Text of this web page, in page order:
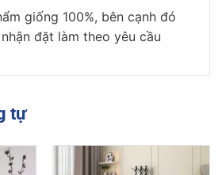
giống 100%, bên cạnh đó
đặt làm theo yêu cầu
tự